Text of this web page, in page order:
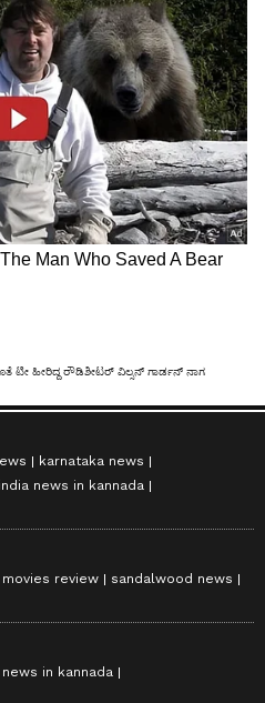
karnataka news
india news in kannada
movies review
sandalwood news
in kannada